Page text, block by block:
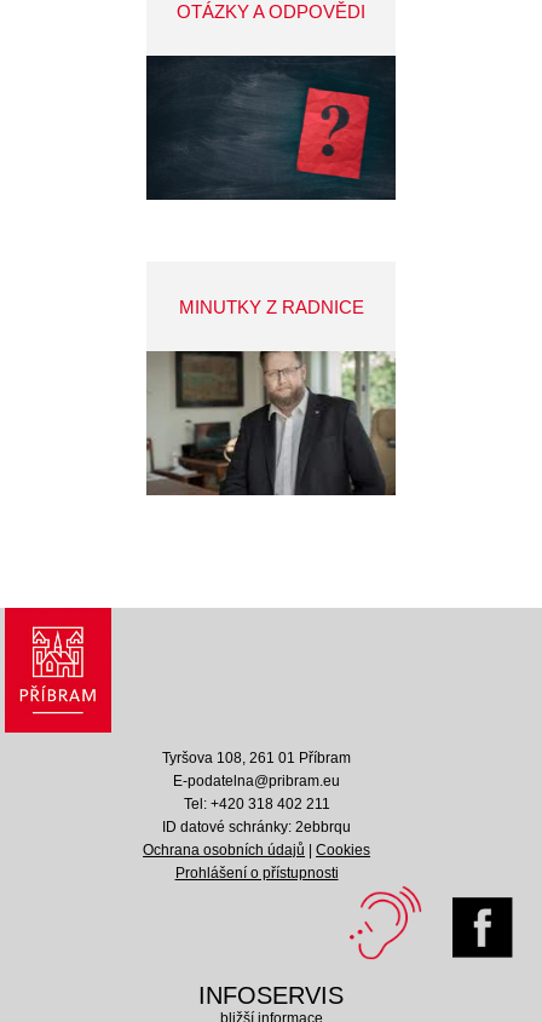
OTÁZKY A ODPOVĚDI
MINUTKY Z RADNICE
Tyršova 108, 261 01 Příbram
E-podatelna@pribram.eu
Tel: +420 318 402 211
ID datové schránky: 2ebbrqu
Ochrana osobních údajů |Cookies
Prohlášení o přístupnosti
INFOSERVIS